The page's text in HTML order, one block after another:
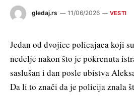
gledaj.rs 11/06/2026 VESTI
Jedan od dvojice policajaca koji
nedelje nakon što je pokrenuta
saslušan i dan posle ubistva
Da li to znači da je policija znala